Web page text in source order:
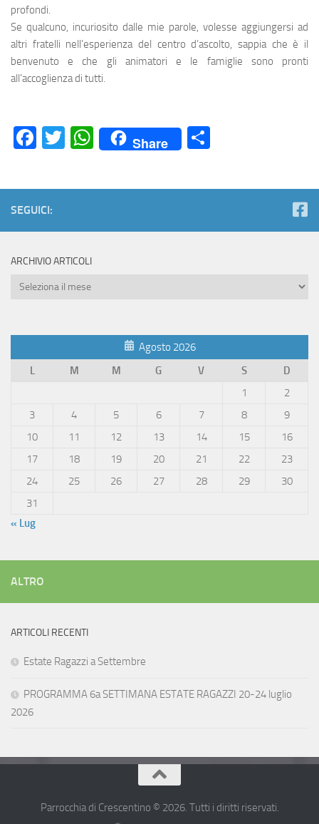
profondi.
Se qualcuno, incuriosito dalle mie parole, volesse aggiungersi ad
altri fratelli nell’esperienza del centro d’ascolto, sappia che è il
benvenuto e che gli animatori e le famiglie sono pronti
all’accoglienza di tutti.
Facebook
Twitter
WhatsApp
Share
SEGUICI:
ARCHIVIO ARTICOLI
Archivio
Agosto 2026
L
M M G V S
D
1
2
3
4 5 6 7 8
9
10
11 12 13 14 15
16
17
18 19 20 21 22
23
24
25 26 27 28 29
30
31
« Lug
ALTRO
ARTICOLI RECENTI
Estate Ragazzi a Settembre
PROGRAMMA 6a SETTIMANA ESTATE RAGAZZI 20-24 luglio
2026
Parrocchia di Crescentino © 2026. Tutti i diritti riservati.